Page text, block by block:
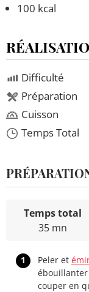
100 kcal
Difficulté
Préparation
Cuisson
Temps Total
Temps total
35 mn
1 Peler et
ébouillanter
couper en